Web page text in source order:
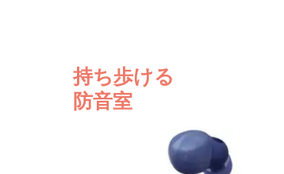
持ち歩ける
防音室